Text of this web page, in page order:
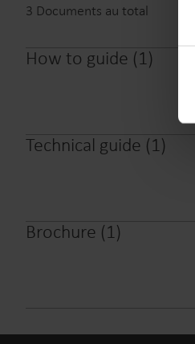
3 Documents au total
How to guide (1)
Technical guide (1)
Brochure (1)